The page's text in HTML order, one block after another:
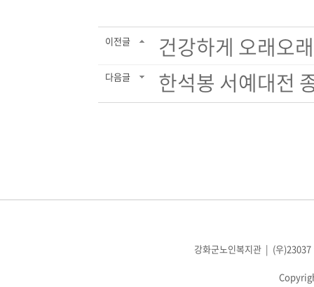
이전글 건강하게 오래오
다음글 한석봉 서예대전
강화군노인복지관 | (우